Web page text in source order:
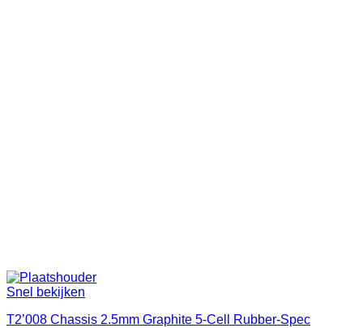
Snel bekijken
T2’008 Chassis 2.5mm Graphite 5-Cell Rubber-Spec